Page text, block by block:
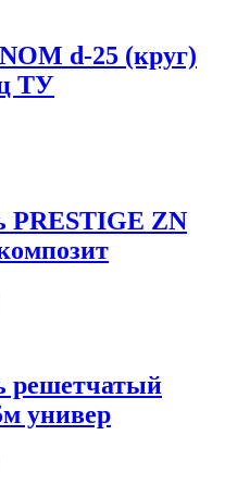
d-25 (круг)
ТУ
PRESTIGE ZN
решетчатый
универ